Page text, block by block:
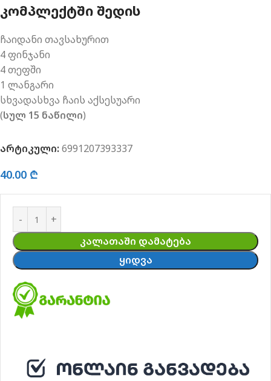
ᲙᲝᲛᲞᲚᲔᲥᲢᲨᲘ ᲨᲔᲓᲘᲡ
ჩაიდანი თავსახურით
4 ფინჯანი
4 თეფში
1 ლანგარი
სხვადასხვა ჩაის აქსესუარი
(სულ 15 ნაწილი)
არტიკული: 6991207393337
40.00 ₾
ᲙᲐᲚᲐᲗᲐᲨᲘ ᲓᲐᲛᲐᲢᲔᲑᲐ
ᲧᲘᲓᲕᲐ